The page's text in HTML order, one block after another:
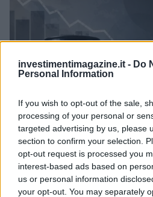
investimentimagazine.it - Do
Personal Information
If you wish to opt-out of the sale,
processing of your personal or
targeted advertising by us, please
section to confirm your selection.
opt-out request is processed you
interest-based ads based on
us or personal information
your opt-out. You may separately
Petrolio in calo: Brent a 88.9
materie prime
Andrea Innocenti · 6 Ago 2026